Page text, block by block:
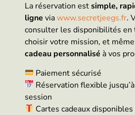
La réservation estsimple,
ligne viawww.secretjeegs.fr.
consulter les disponibilités en
choisir votre mission, et
cadeau personnalisé à vos
Paiement sécurisé
Réservation flexible
session
Cartes cadeaux disponibles